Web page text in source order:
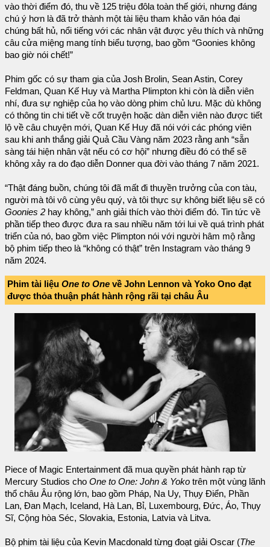
vào thời điểm đó, thu về 125 triệu đôla toàn thế giới, nhưng đáng
chú ý hơn là đã trở thành một tài liệu tham khảo văn hóa đại
chúng bất hủ, nổi tiếng với các nhân vật được yêu thích và những
câu cửa miệng mang tính biểu tượng, bao gồm “Goonies không
bao giờ nói chết!”
Phim gốc có sự tham gia của Josh Brolin, Sean Astin, Corey
Feldman, Quan Kế Huy và Martha Plimpton khi còn là diễn viên
nhí, đưa sự nghiệp của họ vào dòng phim chủ lưu. Mặc dù không
có thông tin chi tiết về cốt truyện hoặc dàn diễn viên nào được tiết
lộ về câu chuyện mới, Quan Kế Huy đã nói với các phóng viên
sau khi anh thắng giải Quả Cầu Vàng năm 2023 rằng anh “sẵn
sàng tái hiện nhân vật nếu có cơ hội” nhưng điều đó có thể sẽ
không xảy ra do đạo diễn Donner qua đời vào tháng 7 năm 2021.
“Thật đáng buồn, chúng tôi đã mất đi thuyền trưởng của con tàu,
người mà tôi vô cùng yêu quý, và tôi thực sự không biết liệu sẽ có
Goonies 2 hay không,” anh giải thích vào thời điểm đó. Tin tức về
phần tiếp theo được đưa ra sau nhiều năm tới lui về quá trình phát
triển của nó, bao gồm việc Plimpton nói với người hâm mộ rằng
bộ phim tiếp theo là “không có thật” trên Instagram vào tháng 9
năm 2024.
Phim tài liệu One to One về John Lennon và Yoko Ono đạt
được thỏa thuận phát hành rộng rãi tại châu Âu
Piece of Magic Entertainment đã mua quyền phát hành rạp từ
Mercury Studios cho One to One: John & Yoko trên một vùng lãnh
thổ châu Âu rộng lớn, bao gồm Pháp, Na Uy, Thụy Điển, Phần
Lan, Đan Mạch, Iceland, Hà Lan, Bỉ, Luxembourg, Đức, Áo, Thụy
Sĩ, Cộng hòa Séc, Slovakia, Estonia, Latvia và Litva.
Bộ phim tài liệu của Kevin Macdonald từng đoạt giải Oscar (The